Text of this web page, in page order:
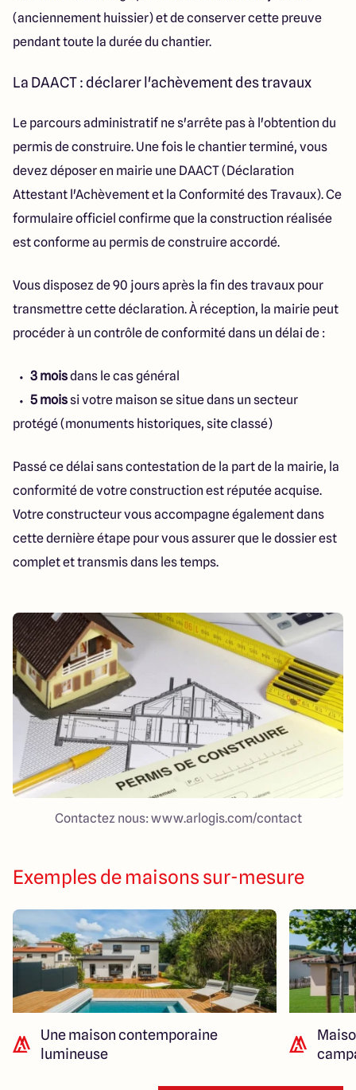
(anciennement huissier) et de conserver cette preuve
pendant toute la durée du chantier.
La DAACT : déclarer l'achèvement des travaux
Le parcours administratif ne s'arrête pas à l'obtention du
permis de construire. Une fois le chantier terminé, vous
devez déposer en mairie une DAACT (Déclaration
Attestant l'Achèvement et la Conformité des Travaux). Ce
formulaire officiel confirme que la construction réalisée
est conforme au permis de construire accordé.
Vous disposez de 90 jours après la fin des travaux pour
transmettre cette déclaration. À réception, la mairie peut
procéder à un contrôle de conformité dans un délai de :
3 moisdans le cas général
5 moissi votre maison se situe dans un secteur
protégé (monuments historiques, site classé)
Passé ce délai sans contestation de la part de la mairie, la
conformité de votre construction est réputée acquise.
Votre constructeur vous accompagne également dans
cette dernière étape pour vous assurer que le dossier est
complet et transmis dans les temps.
Contactez nous: www.arlogis.com/contact
Exemples de maisons sur-mesure
Une maison contemporaine
lumineuse